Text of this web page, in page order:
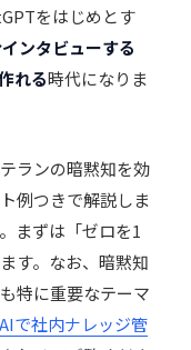
をはじめとす
ンタビューする
れる時代になりま
ランの暗黙知を効
例つきで解説しま
まずは「ゼロを1
す。なお、暗黙知
特に重要なテーマ
で社内ナレッジ管